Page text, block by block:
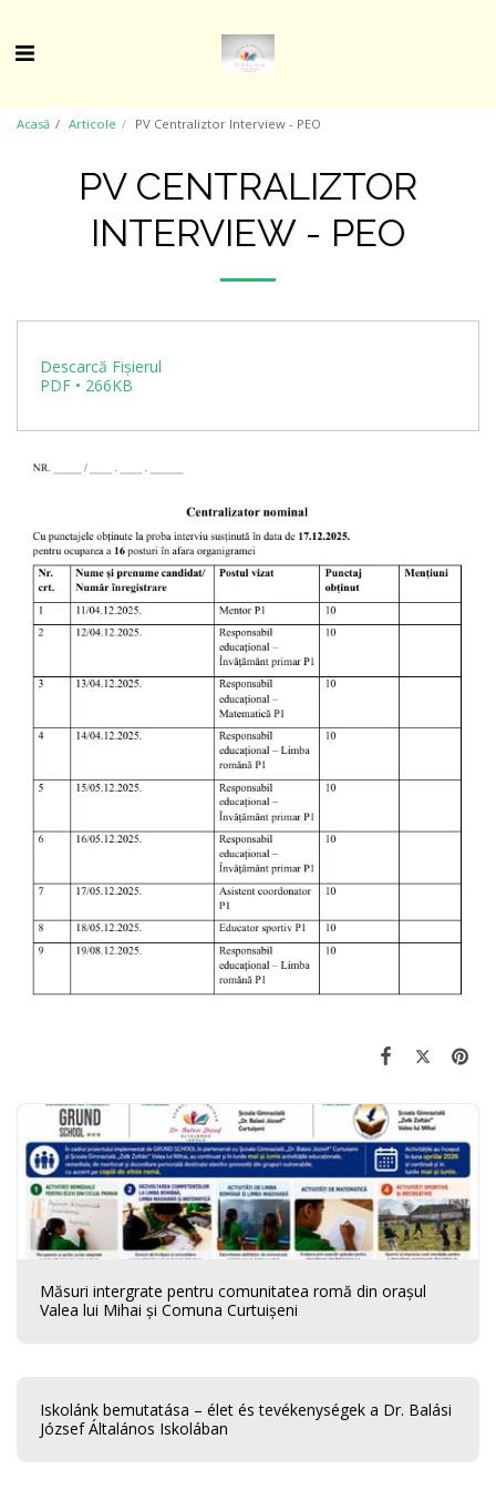
Acasă Articole PV Centraliztor Interview - PEO
PV CENTRALIZTOR
INTERVIEW - PEO
Descarcă Fișierul
PDF • 266KB
Măsuri intergrate pentru comunitatea romă din orașul
Valea lui Mihai și Comuna Curtuișeni
Iskolánk bemutatása – élet és tevékenységek a Dr. Balási
József Általános Iskolában